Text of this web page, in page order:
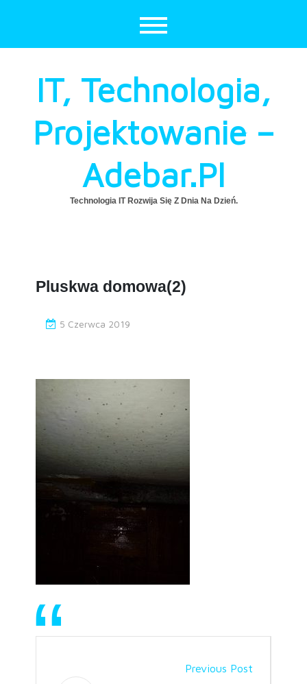
IT, Technologia,
Projektowanie –
Adebar.pl
Technologia IT Rozwija Się Z Dnia Na Dzień.
Pluskwa domowa(2)
5 Czerwca 2019
Previous Post